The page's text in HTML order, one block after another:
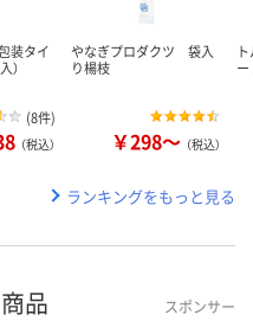
装タイ
）
(8件)
（税込）
やなぎプロダクツ 袋入
り楊枝
￥298～ （税込）
ランキングをもっと見る
品 スポンサー